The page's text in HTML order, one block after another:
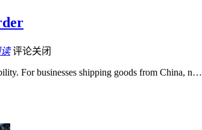
评论关闭
For businesses shipping goods from China, n…